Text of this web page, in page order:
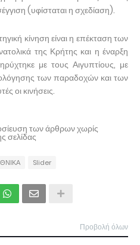
(υφίσταται η σχεδίαση).
κίνηση είναι η επέκταση των
της Κρήτης και η έναρξη
με τους Αιγυπτίους, με
των παραδοχών και των
οι κινήσεις.
των άρθρων χωρίς
σελίδας
Slider
Προβολή όλων